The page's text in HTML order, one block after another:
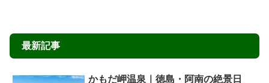
最新記事
かもだ岬温泉｜徳島・阿南の絶景日